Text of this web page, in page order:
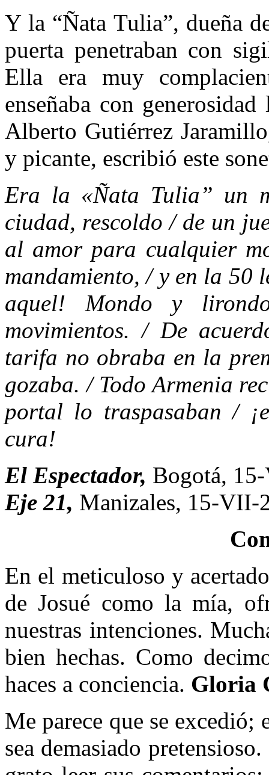
Y la “Ñata Tulia”, dueña
puerta penetraban con
Ella era muy
enseñaba con
Alberto Gutiérrez
y picante, escribió este
Era la «Ñata Tulia” un
ciudad, rescoldo / de un
al amor para cualquier
mandamiento, / y en la 50
aquel! Mondo y
movimientos. / De
tarifa no obraba en la
gozaba. / Todo Armenia
portal lo traspasaban /
cura!
El Espectador, Bogotá,
Eje 21, Manizales, 15-VII-
En el meticuloso y
de Josué como la mía,
nuestras intenciones.
bien hechas. Como
haces a conciencia. Gloria
Me parece que se excedió;
sea demasiado